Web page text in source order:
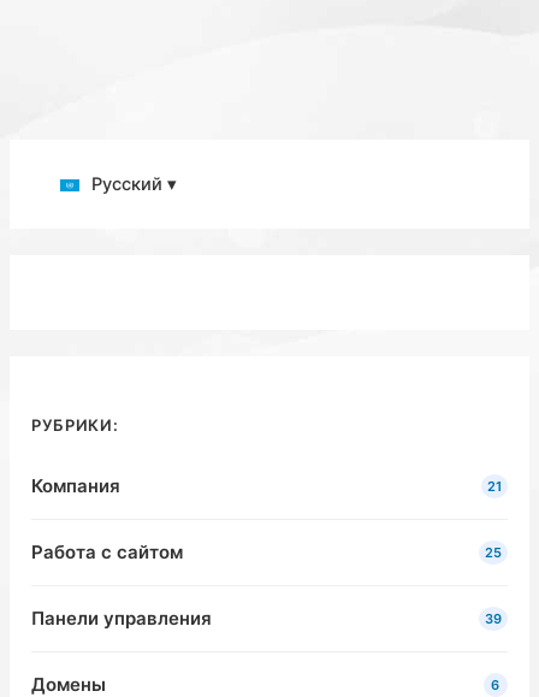
Русский ▾
РУБРИКИ:
Компания 21
Работа с сайтом 25
Панели управления 39
Домены 6